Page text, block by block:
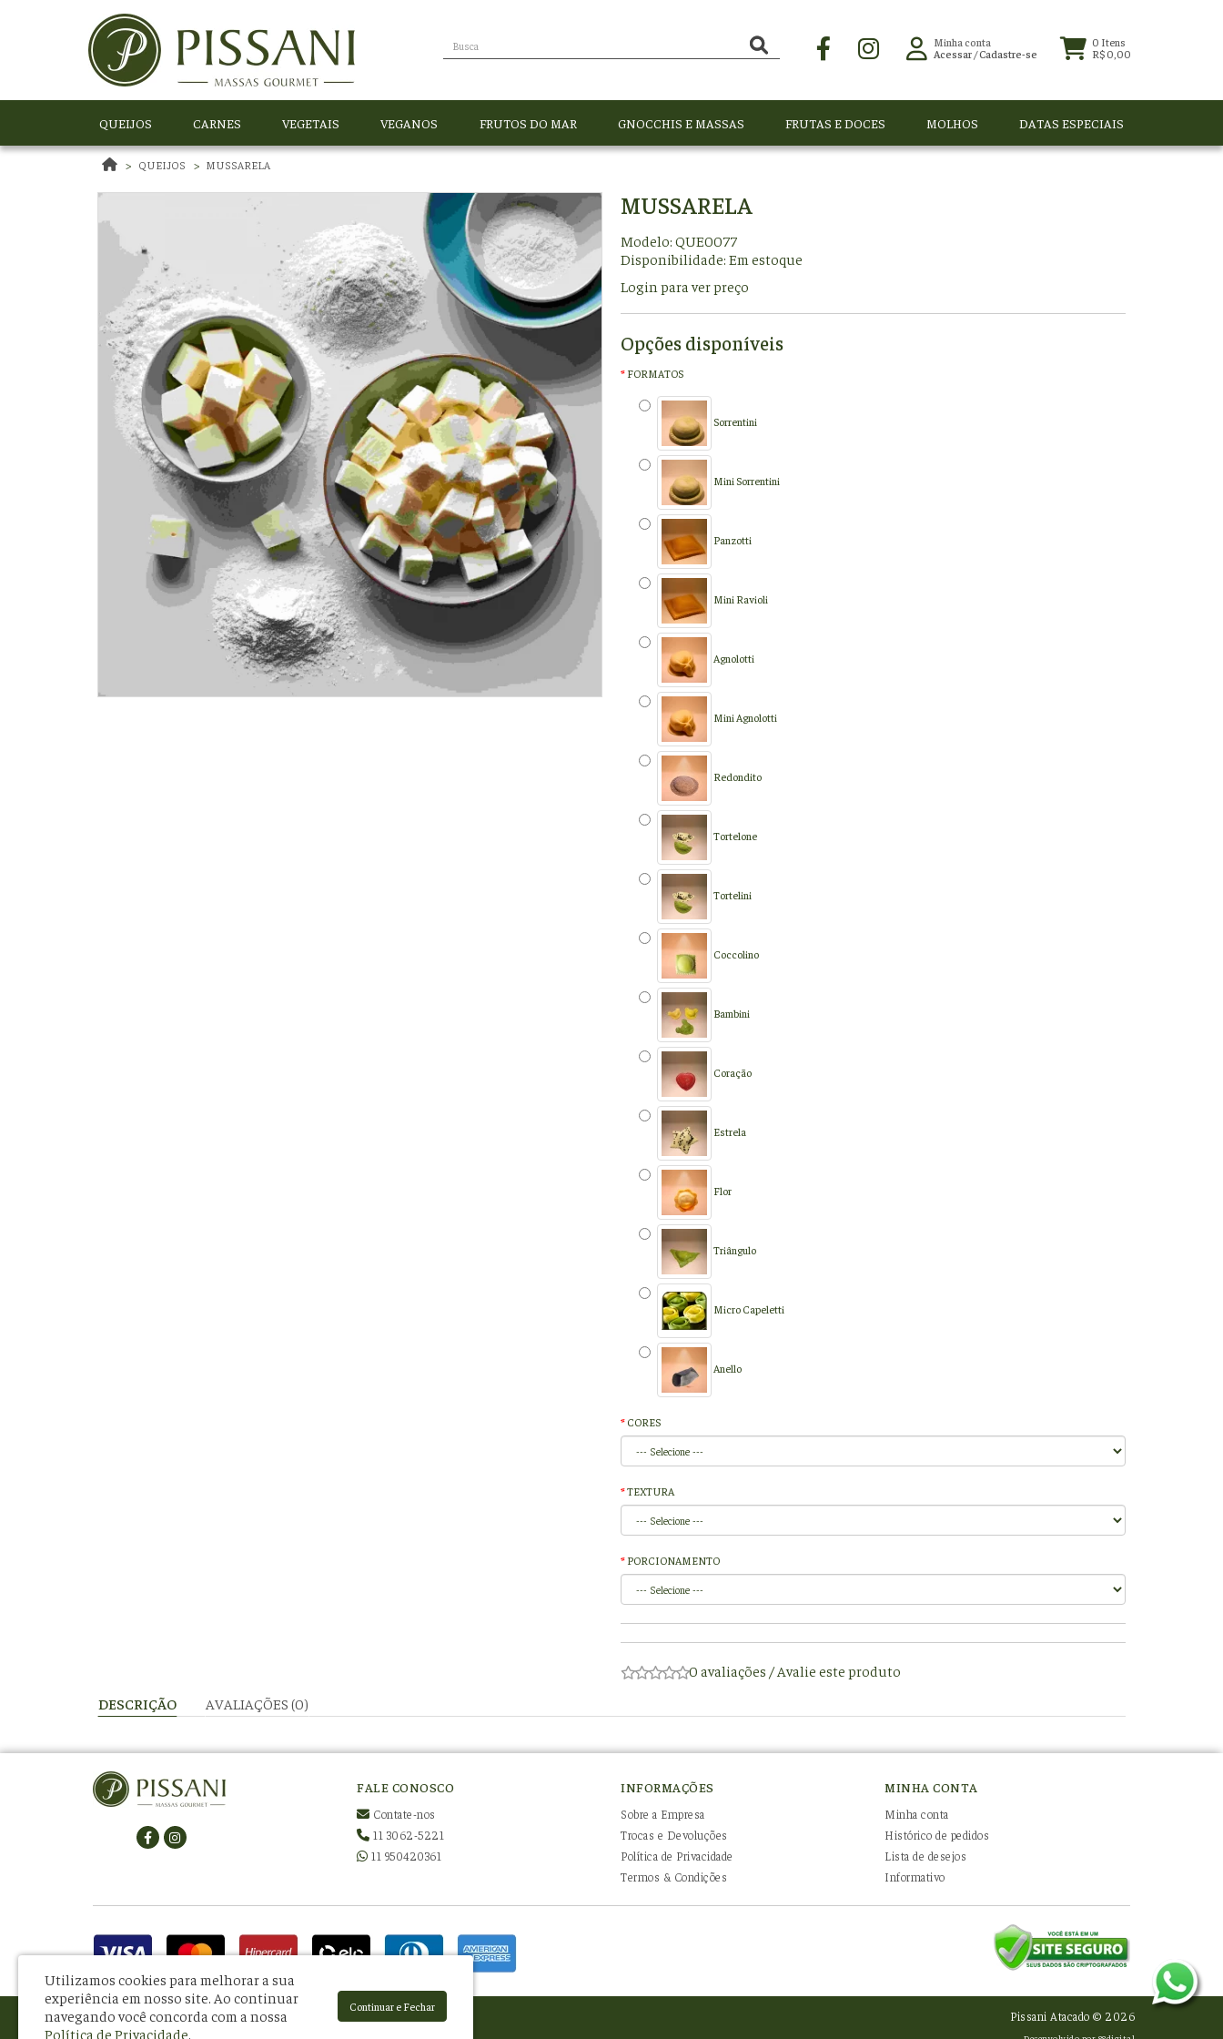
Minha conta
Acessar/Cadastre-se
0 Itens
R$ 0,00
QUEIJOS CARNES VEGETAIS VEGANOS FRUTOS DO MAR GNOCCHIS E MASSAS FRUTAS E DOCES MOLHOS DATAS ESPECIAIS
QUEIJOS MUSSARELA
MUSSARELA
Modelo: QUE0077
Disponibilidade: Em estoque
Login para ver preço
Opções disponíveis
FORMATOS
Sorrentini
Mini Sorrentini
Panzotti
Mini Ravioli
Agnolotti
Mini Agnolotti
Redondito
Tortelone
Tortelini
Coccolino
Bambini
Coração
Estrela
Flor
Triângulo
Micro Capeletti
Anello
CORES
TEXTURA
PORCIONAMENTO
0 avaliações /Avalie este produto
DESCRIÇÃO
AVALIAÇÕES (0)
FALE CONOSCO
Contate-nos
11 3062-5221
11 950420361
INFORMAÇÕES
Sobre a Empresa
Trocas e Devoluções
Política de Privacidade
Termos & Condições
MINHA CONTA
Minha conta
Histórico de pedidos
Lista de desejos
Informativo
Pissani Indústria e Comércio de Alimentos Ltda - CNPJ: 08.581.434/0001-34
Pissani Atacado © 2026
Utilizamos cookies para melhorar a sua
experiência em nosso site. Ao continuar
navegando você concorda com a nossa
Política de Privacidade.
Continuar e Fechar